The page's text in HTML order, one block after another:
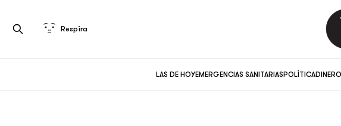
LAS DE HOYEMERGENCIAS SANITARIASPOLÍTICADINERO
Respira